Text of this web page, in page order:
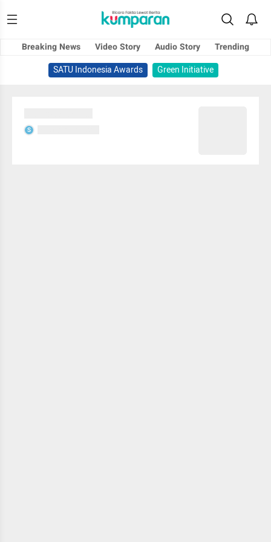
Breaking News Video Story Audio Story
Trending
SATU Indonesia Awards
Green Initiative
S